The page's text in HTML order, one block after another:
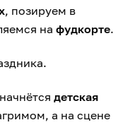
, позируем в
на фудкорте.
детская
а на сцене